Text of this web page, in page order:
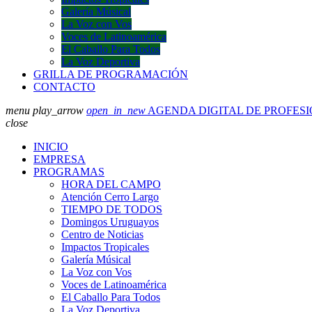
Galería Músical
La Voz con Vos
Voces de Latinoamérica
El Caballo Para Todos
La Voz Deportiva
GRILLA DE PROGRAMACIÓN
CONTACTO
menu play_arrow open_in_new AGENDA DIGITAL DE
close
INICIO
EMPRESA
PROGRAMAS
HORA DEL CAMPO
Atención Cerro Largo
TIEMPO DE TODOS
Domingos Uruguayos
Centro de Noticias
Impactos Tropicales
Galería Músical
La Voz con Vos
Voces de Latinoamérica
El Caballo Para Todos